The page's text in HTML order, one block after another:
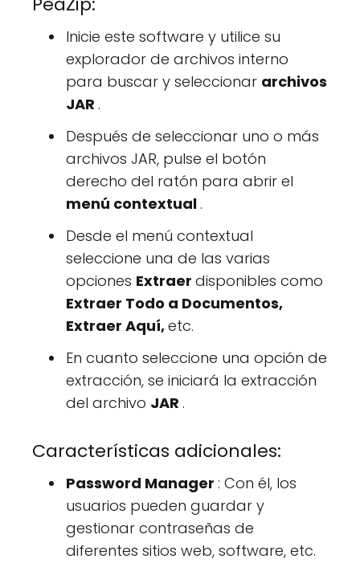
Inicie este software y utilice su
explorador de archivos interno
para buscar y seleccionar archivos
JAR .
Después de seleccionar uno o más
archivos JAR, pulse el botón
derecho del ratón para abrir el
menú contextual.
Desde el menú contextual
seleccione una de las varias
opciones Extraer disponibles como
Extraer Todo a Documentos,
Extraer Aquí,etc.
En cuanto seleccione una opción de
extracción, se iniciará la extracción
del archivo JAR .
Características adicionales:
Password Manager : Con él, los
usuarios pueden guardar y
gestionar contraseñas de
diferentes sitios web, software, etc.